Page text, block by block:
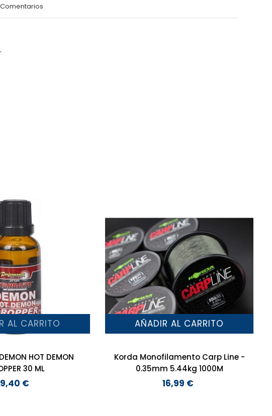
Comentarios
AL CARRITO
HOT DEMON
30 ML
Precio
9,40 €
AÑADIR AL CARRITO
Korda Monofilamento Carp Line -
0.35mm 5.44kg 1000M
Precio
16,99 €